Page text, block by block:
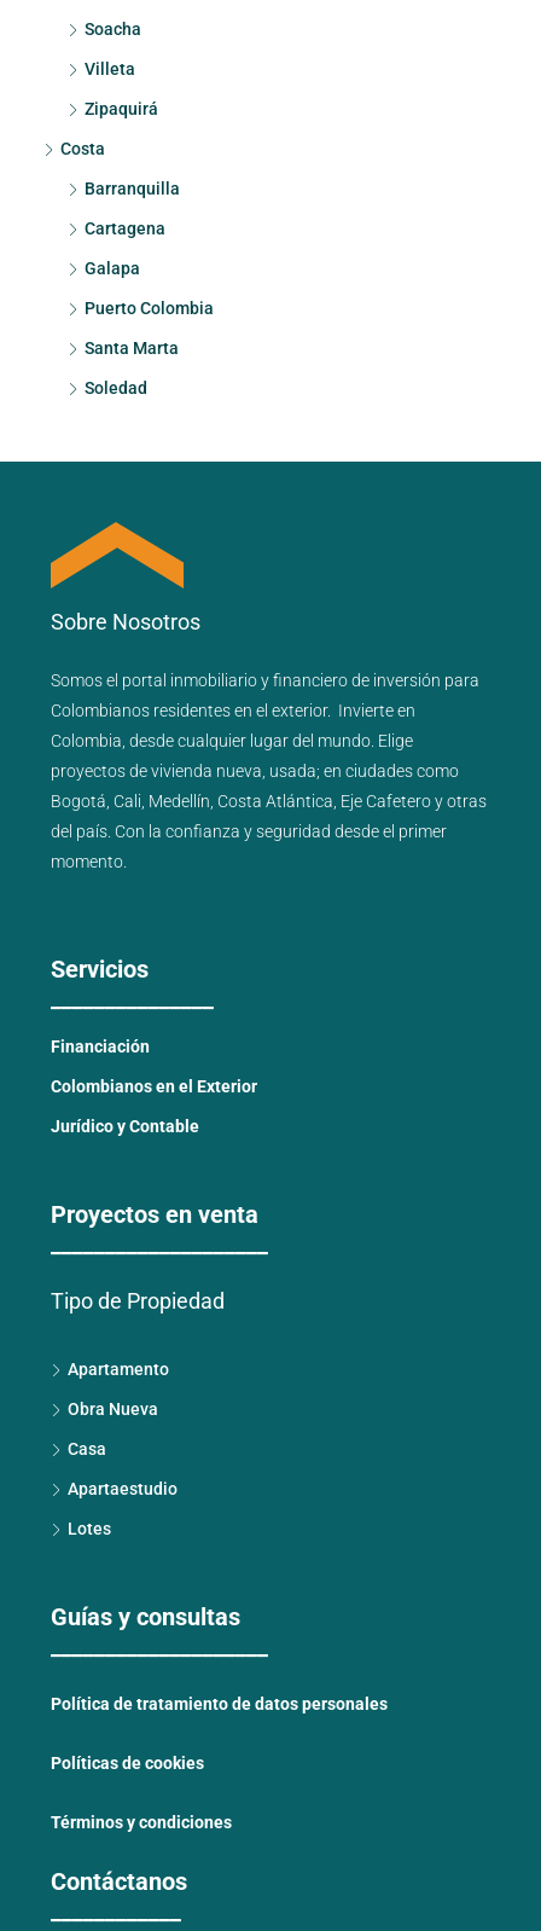
Soacha
Villeta
Zipaquirá
Costa
Barranquilla
Cartagena
Galapa
Puerto Colombia
Santa Marta
Soledad
Sobre Nosotros
Somos el portal inmobiliarioyfinancierode inversión para
Colombianos residentes en el exterior. Invierte en
Colombia, desde cualquier lugar del mundo. Elige
proyectos devivienda nueva usada; en ciudades como
Bogotá Cali Medellín Costa Atlántica Eje Cafeteroyotras
del país . Con la confianza y seguridad desde el primer
momento.
Servicios
Financiación
Colombianos en el Exterior
Jurídico y Contable
Proyectos en venta
Tipo de Propiedad
Apartamento
Obra Nueva
Casa
Apartaestudio
Lotes
Guías y consultas
Política de tratamiento de datos personales
Políticas de cookies
Términos y condiciones
Contáctanos